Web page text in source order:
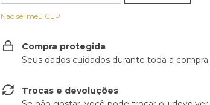
Não sei meu CEP
Compra protegida
Seus dados cuidados durante toda a compra.
Trocas e devoluções